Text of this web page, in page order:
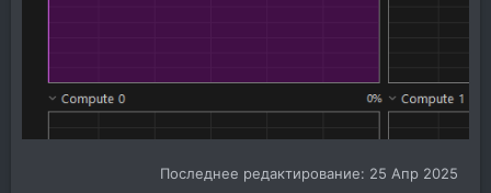
Последнее редактирование: 25 Апр 2025